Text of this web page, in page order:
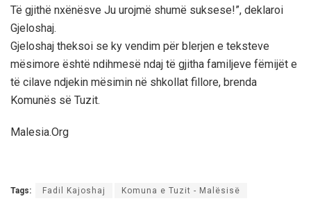
Të gjithë nxënësve Ju urojmë shumë suksese!”, deklaroi
Gjeloshaj.
Gjeloshaj theksoi se ky vendim për blerjen e teksteve
mësimore është ndihmesë ndaj të gjitha familjeve fëmijët e
të cilave ndjekin mësimin në shkollat fillore, brenda
Komunës së Tuzit.
Malesia.Org
Tags: Fadil Kajoshaj Komuna e Tuzit - Malësisë